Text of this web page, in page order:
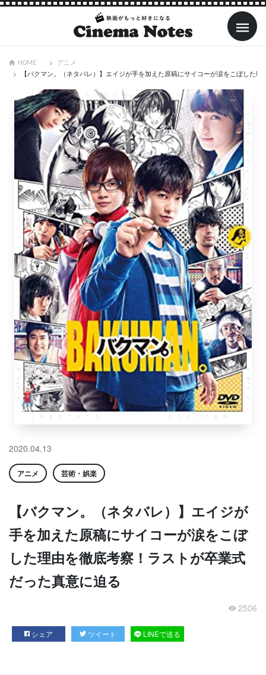
HOME
アニメ
【バクマン。（ネタバレ）】エイジが手を加えた原稿にサイコーが涙をこぼした
2020.04.13
アニメ 芸術・娯楽
【バクマン。（ネタバレ）】エイジが
手を加えた原稿にサイコーが涙をこぼ
した理由を徹底考察！ラストが卒業式
だった真意に迫る
2506
シェア ツイート LINEで送る